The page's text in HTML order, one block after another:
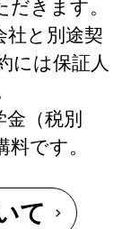
きます。
と別途契
には保証人
（税別
です。
て